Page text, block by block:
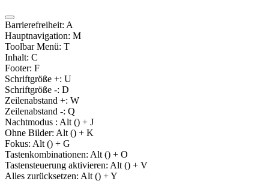
Barrierefreiheit: A
Hauptnavigation: M
Toolbar Menü: T
Inhalt: C
Footer: F
Schriftgröße +: U
Schriftgröße -: D
Zeilenabstand +: W
Zeilenabstand -: Q
Nachtmodus : Alt () + J
Ohne Bilder: Alt () + K
Fokus: Alt () + G
Tastenkombinationen: Alt () + O
Tastensteuerung aktivieren: Alt () + V
Alles zurücksetzen: Alt () + Y